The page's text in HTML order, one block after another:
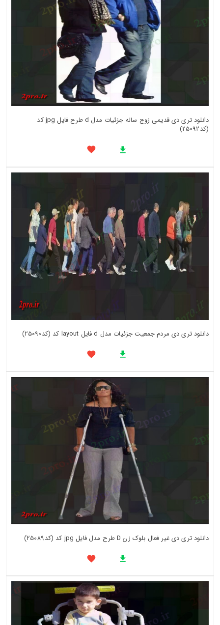
دانلود تری دی قدیمی زوج ساله جزئیات مدل d طرح فایل jpg کد
(کد25092)
دانلود تری دی مردم جمعیت جزئیات مدل d فایل layout کد (کد25090)
دانلود تری دی غیر فعال بلوک زن D طرح مدل فایل jpg کد (کد25089)